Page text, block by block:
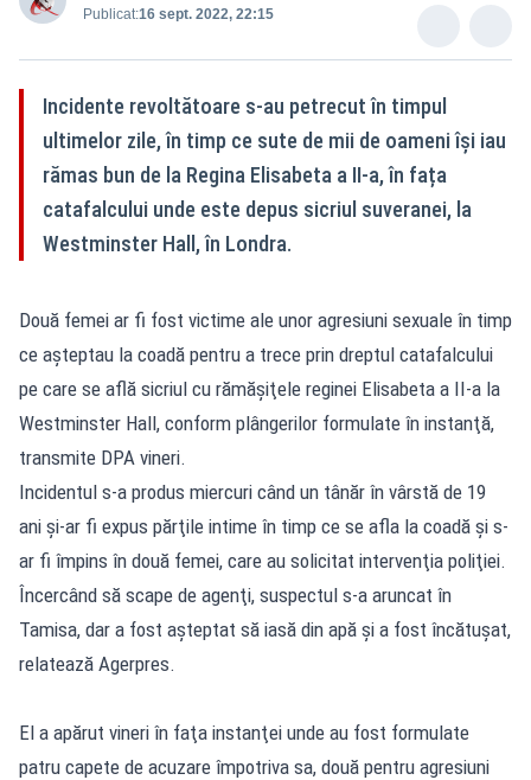
Publicat:16 sept. 2022, 22:15
Incidente revoltătoare s-au petrecut în timpul
ultimelor zile, în timp ce sute de mii de oameni își iau
rămas bun de la Regina Elisabeta a II-a, în fața
catafalcului unde este depus sicriul suveranei, la
Westminster Hall, în Londra.
Două femei ar fi fost victime ale unor agresiuni sexuale în timp
ce aşteptau la coadă pentru a trece prin dreptul catafalcului
pe care se află sicriul cu rămăşiţele reginei Elisabeta a II-a la
Westminster Hall, conform plângerilor formulate în instanţă,
transmite DPA vineri.
Incidentul s-a produs miercuri când un tânăr în vârstă de 19
ani şi-ar fi expus părţile intime în timp ce se afla la coadă şi s-
ar fi împins în două femei, care au solicitat intervenţia poliţiei.
Încercând să scape de agenţi, suspectul s-a aruncat în
Tamisa, dar a fost aşteptat să iasă din apă şi a fost încătuşat,
relatează Agerpres.
El a apărut vineri în faţa instanţei unde au fost formulate
patru capete de acuzare împotriva sa, două pentru agresiuni